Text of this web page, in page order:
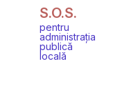
S.O.S.
pentru
administrația
publică
locală